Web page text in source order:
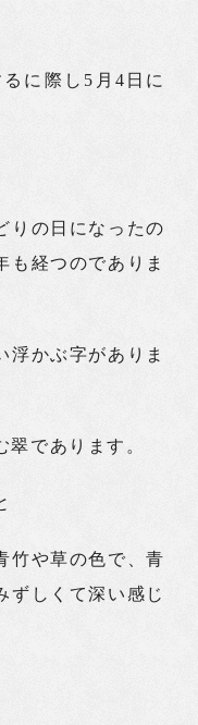
に際し5月4日に
りの日になったの
も経つのでありま
浮かぶ字がありま
であります。
竹や草の色で、青
ずしくて深い感じ